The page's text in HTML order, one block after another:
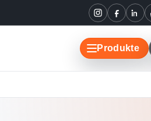
Instagram
Facebook
Produkte